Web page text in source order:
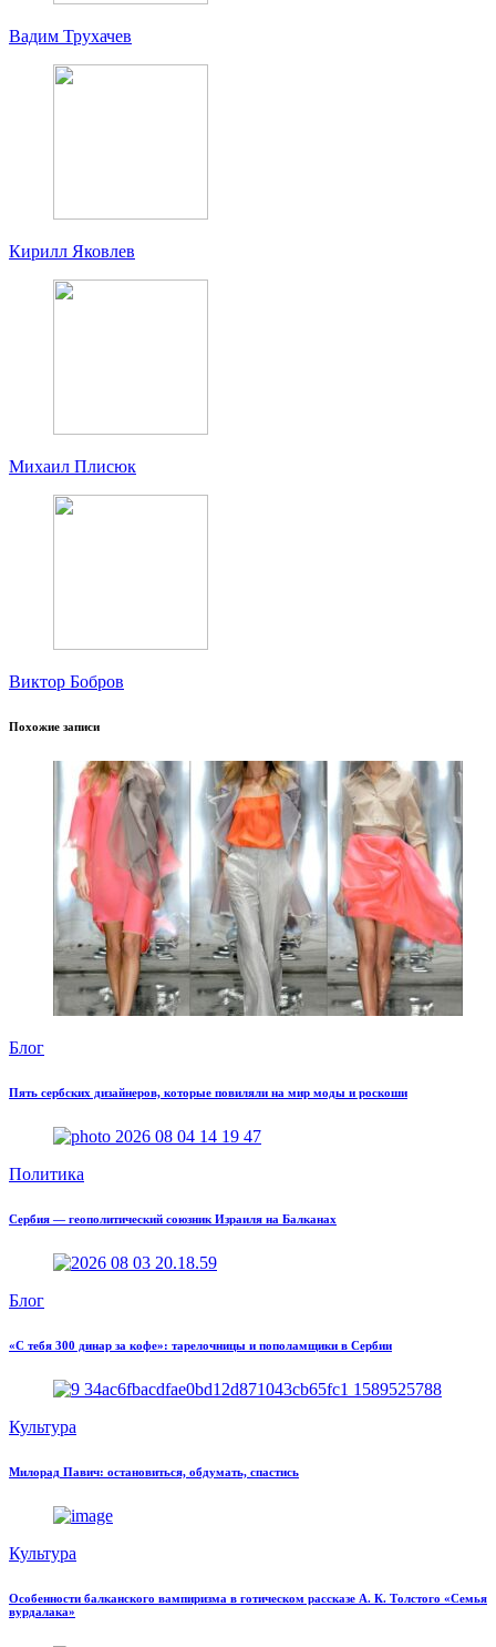
Вадим Трухачев
Кирилл Яковлев
Михаил Плисюк
Виктор Бобров
Похожие записи
Блог
Пять сербских дизайнеров, которые повиляли на мир моды и роскоши
Политика
Сербия — геополитический союзник Израиля на Балканах
Блог
«С тебя 300 динар за кофе»: тарелочницы и пополамщики в Сербии
Культура
Милорад Павич: остановиться, обдумать, спастись
Культура
Особенности балканского вампиризма в готическом рассказе А. К. Толстого «Семья
вурдалака»